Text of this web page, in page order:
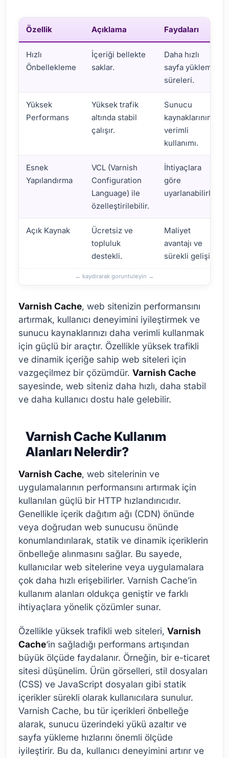
Özellik Açıklama Faydaları
Hızlı
Önbellekleme
İçeriği bellekte
saklar.
Daha hızlı
sayfa yükleme
süreleri.
Yüksek
Performans
Yüksek trafik
altında stabil
çalışır.
Sunucu
kaynaklarının
verimli
kullanımı.
Esnek
Yapılandırma
VCL (Varnish
Configuration
Language) ile
özelleştirilebilir.
İhtiyaçlara
göre
uyarlanabilirlik.
Açık Kaynak
Ücretsiz ve
topluluk
destekli.
Maliyet
avantajı ve
sürekli gelişim.
Varnish Cache, web sitenizin performansını
artırmak, kullanıcı deneyimini iyileştirmek ve
sunucu kaynaklarınızı daha verimli kullanmak
için güçlü bir araçtır. Özellikle yüksek trafikli
ve dinamik içeriğe sahip web siteleri için
vazgeçilmez bir çözümdür. Varnish Cache
sayesinde, web siteniz daha hızlı, daha stabil
ve daha kullanıcı dostu hale gelebilir.
Varnish Cache Kullanım
Alanları Nelerdir?
Varnish Cache, web sitelerinin ve
uygulamalarının performansını artırmak için
kullanılan güçlü bir HTTP hızlandırıcıdır.
Genellikle içerik dağıtım ağı (CDN) önünde
veya doğrudan web sunucusu önünde
konumlandırılarak, statik ve dinamik içeriklerin
önbelleğe alınmasını sağlar. Bu sayede,
kullanıcılar web sitelerine veya uygulamalara
çok daha hızlı erişebilirler. Varnish Cache’in
kullanım alanları oldukça geniştir ve farklı
ihtiyaçlara yönelik çözümler sunar.
Özellikle yüksek trafikli web siteleri, Varnish
Cache‘in sağladığı performans artışından
büyük ölçüde faydalanır. Örneğin, bir e-ticaret
sitesi düşünelim. Ürün görselleri, stil dosyaları
(CSS) ve JavaScript dosyaları gibi statik
içerikler sürekli olarak kullanıcılara sunulur.
Varnish Cache, bu tür içerikleri önbelleğe
alarak, sunucu üzerindeki yükü azaltır ve
sayfa yükleme hızlarını önemli ölçüde
iyileştirir. Bu da, kullanıcı deneyimini artırır ve